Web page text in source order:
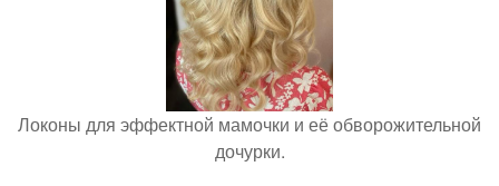
Локоны для эффектной мамочки и её обворожительной
дочурки.